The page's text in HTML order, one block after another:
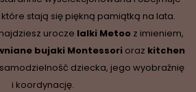
stają się piękną pamiątką na lata.
urocze lalki Metoo z imieniem,
bujaki Montessorioraz kitchen
dziecka, jego wyobraźnię
i koordynację.